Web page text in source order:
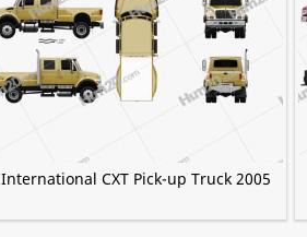
International CXT Pick-up Truck 2005